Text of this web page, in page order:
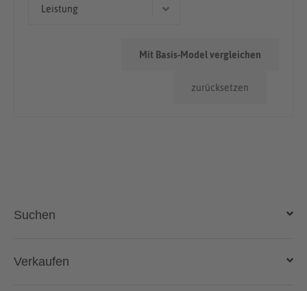
Leistung
zurücksetzen
Mit Basis-Model vergleichen
Suchen
Auto kaufen
Verkaufen